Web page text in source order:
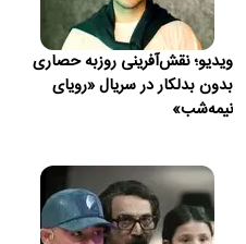
ویدیو؛ نقش‌آفرینی روزبه حصاری
بدون بدلکار در سریال «رویای
نیمه‌شب»